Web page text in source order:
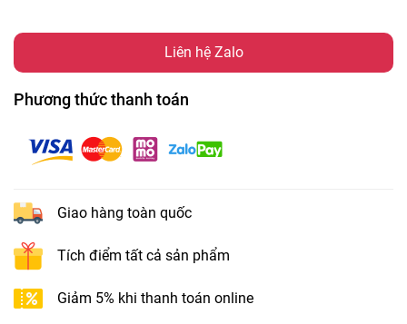
Liên hệ Zalo
Phương thức thanh toán
Giao hàng toàn quốc
Tích điểm tất cả sản phẩm
Giảm 5% khi thanh toán online